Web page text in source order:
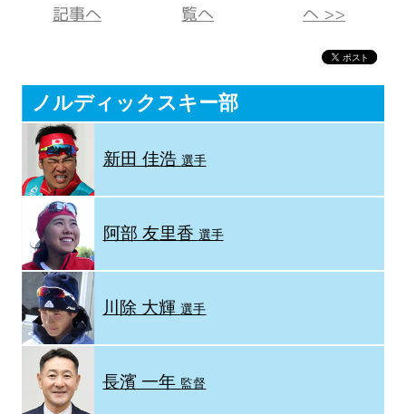
記事へ 覧へ へ >>
ノルディックスキー部
新田 佳浩 選手
阿部 友里香 選手
川除 大輝選手
長濱 一年 監督